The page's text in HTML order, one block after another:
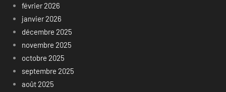
février 2026
janvier 2026
décembre 2025
novembre 2025
octobre 2025
septembre 2025
août 2025